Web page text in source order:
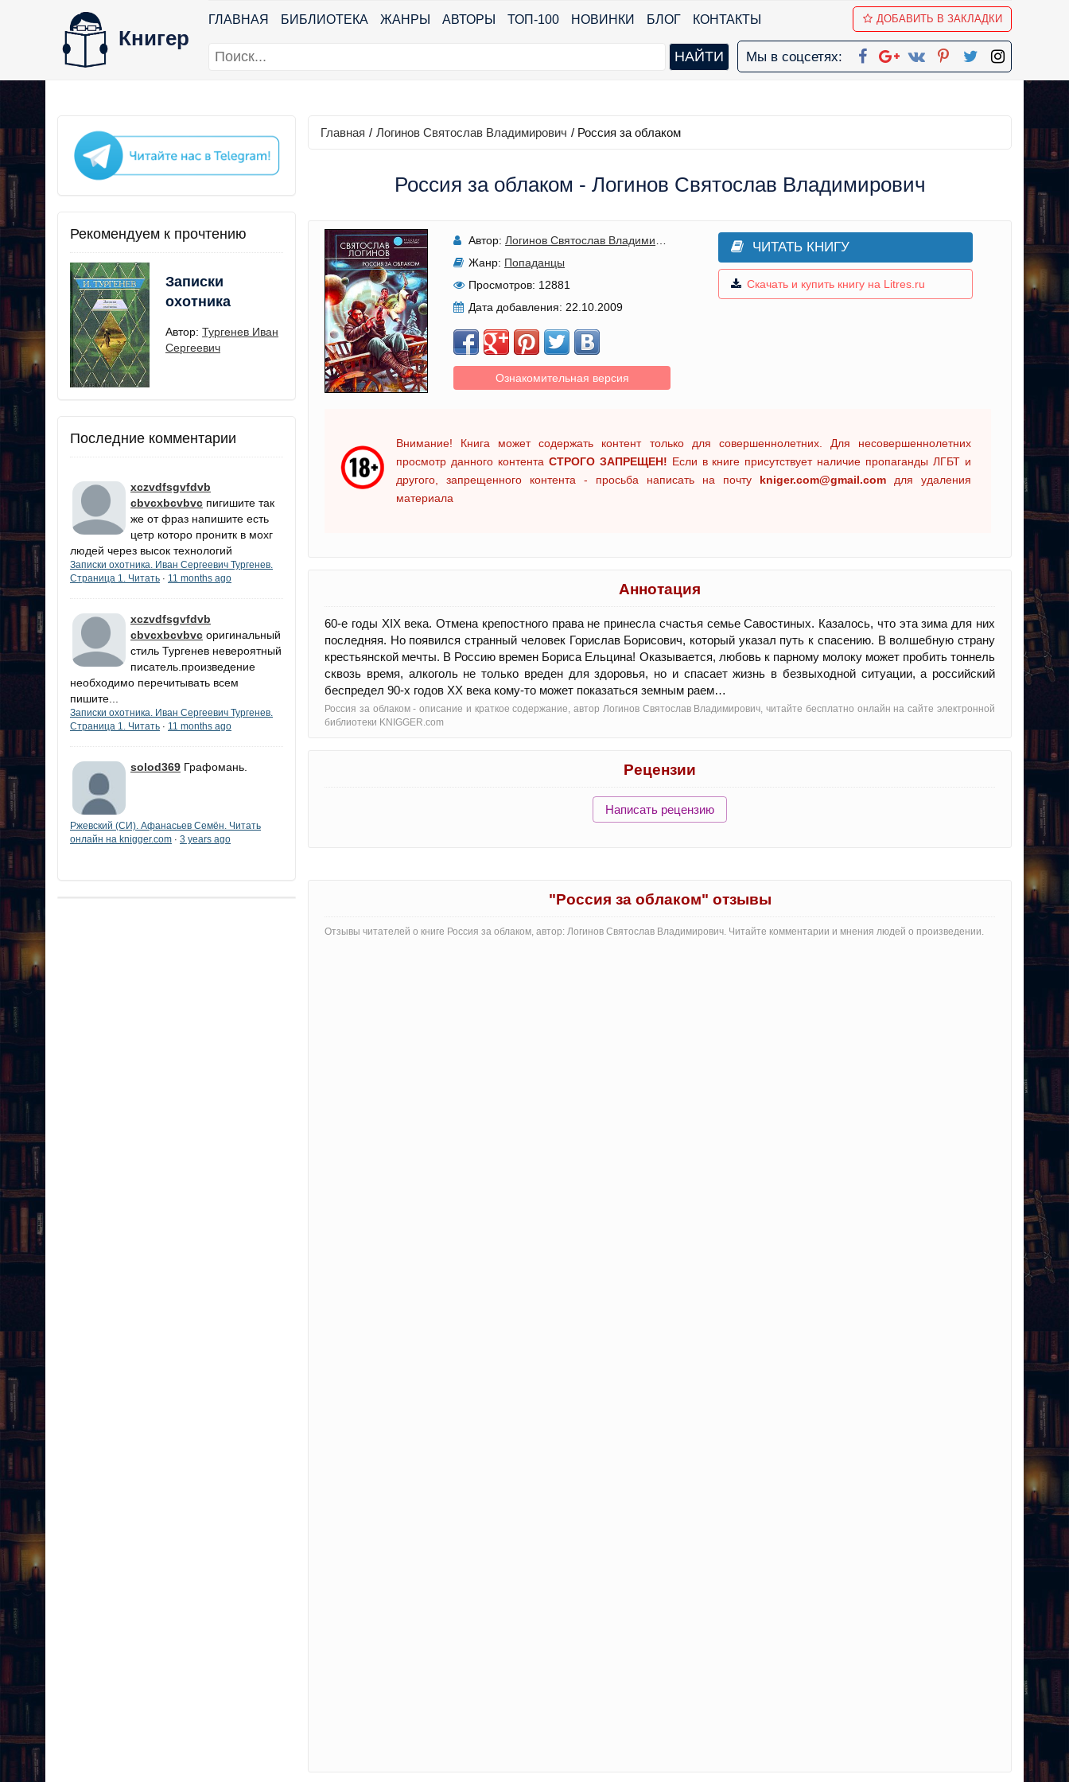
Книгер
ГЛАВНАЯ БИБЛИОТЕКА ЖАНРЫ АВТОРЫ ТОП-100 НОВИНКИ БЛОГ КОНТАКТЫ ДОБАВИТЬ В ЗАКЛАДКИ
Мы в соцсетях:
Рекомендуем к прочтению
Записки
охотника
Автор: Тургенев Иван
Сергеевич
Последние комментарии
xczvdfsgvfdvb
cbvcxbcvbvc пигишите так
же от фраз напишите есть
цетр которо пронитк в мохг
людей через высок технологий
Записки охотника. Иван Сергеевич Тургенев.
Страница 1. Читать · 11 months ago
xczvdfsgvfdvb
cbvcxbcvbvc оригинальный
стиль Тургенев невероятный
писатель.произведение
необходимо перечитывать всем
пишите...
Записки охотника. Иван Сергеевич Тургенев.
Страница 1. Читать · 11 months ago
solod369 Графомань.
Ржевский (СИ). Афанасьев Семён. Читать
онлайн на knigger.com · 3 years ago
Главная / Логинов Святослав Владимирович / Россия за облаком
Россия за облаком - Логинов Святослав Владимирович
Автор: Логинов Святослав Владимирович
Жанр: Попаданцы
Просмотров: 12881
Дата добавления: 22.10.2009
Ознакомительная версия
ЧИТАТЬ КНИГУ
Скачать и купить книгу на Litres.ru
Внимание! Книга может содержать контент только для совершеннолетних. Для несовершеннолетних
просмотр данного контента СТРОГО ЗАПРЕЩЕН! Если в книге присутствует наличие пропаганды ЛГБТ и
другого, запрещенного контента - просьба написать на почту kniger.com@gmail.com для удаления
материала
Аннотация
60-е годы XIX века. Отмена крепостного права не принесла счастья семье Савостиных. Казалось, что эта зима для них
последняя. Но появился странный человек Горислав Борисович, который указал путь к спасению. В волшебную страну
крестьянской мечты. В Россию времен Бориса Ельцина! Оказывается, любовь к парному молоку может пробить тоннель
сквозь время, алкоголь не только вреден для здоровья, но и спасает жизнь в безвыходной ситуации, а российский
беспредел 90-х годов XX века кому-то может показаться земным раем…
Россия за облаком - oписание и краткое содержание, автор Логинов Святослав Владимирович, читайте бесплатно онлайн на сайте электронной
библиотеки KNIGGER.com
Рецензии
Написать рецензию
"Россия за облаком" отзывы
Отзывы читателей о книге Россия за облаком, автор: Логинов Святослав Владимирович. Читайте комментарии и мнения людей о произведении.